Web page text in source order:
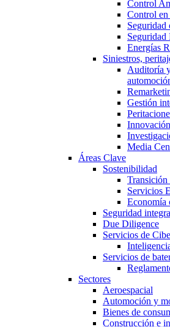
Control
Control
Seguridad
Seguridad
Energías
Siniestros,
Auditoría
Gestión
Media
Áreas Clave
Sostenibilidad
Transición
Servicios
Economía
Seguridad
Due Diligence
Servicios de
Servicios de
Sectores
Aeroespacial
Automoción y
Bienes de
Construcción e